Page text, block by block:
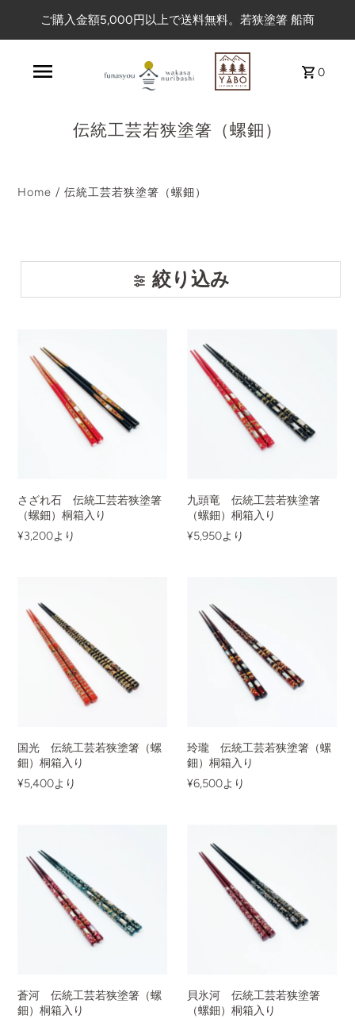
ご購入金額5,000円以上で送料無料。若狭塗箸 船商
0
伝統工芸若狭塗箸（螺鈿）
Home /伝統工芸若狭塗箸（螺鈿）
絞り込み
さざれ石 伝統工芸若狭塗箸
（螺鈿）桐箱入り
¥3,200より
九頭竜 伝統工芸若狭塗箸
（螺鈿）桐箱入り
¥5,950より
国光 伝統工芸若狭塗箸（螺
鈿）桐箱入り
¥5,400より
玲瓏 伝統工芸若狭塗箸（螺
鈿）桐箱入り
¥6,500より
蒼河 伝統工芸若狭塗箸（螺
鈿）桐箱入り
貝氷河 伝統工芸若狭塗箸
（螺鈿）桐箱入り